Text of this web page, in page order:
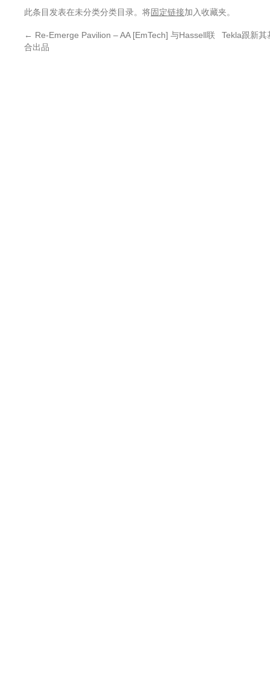
此条目发表在未分类分类目录。将固定链接加入收藏夹。
← Re-Emerge Pavilion – AA [EmTech] 与Hassell联
合出品
Tekla跟新